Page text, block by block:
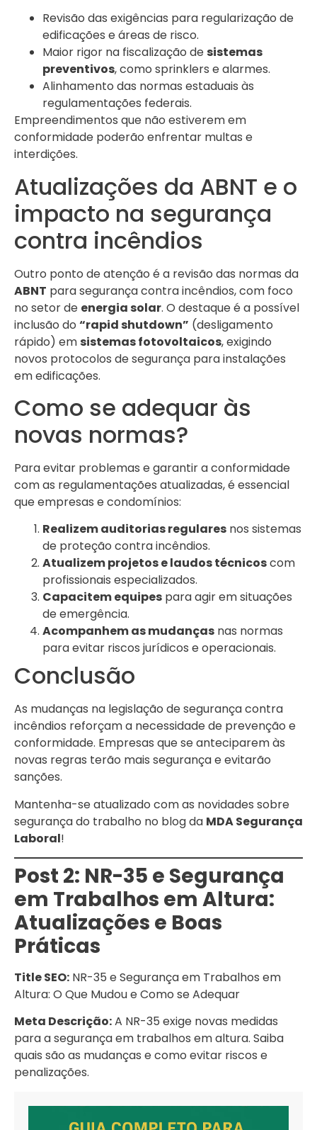
Revisão das exigências para regularização de
edificações e áreas de risco.
Maior rigor na fiscalização de sistemas
preventivos, como sprinklers e alarmes.
Alinhamento das normas estaduais às
regulamentações federais.
Empreendimentos que não estiverem em
conformidade poderão enfrentar multas e
interdições.
Atualizações da ABNT e o
impacto na segurança
contra incêndios
Outro ponto de atenção é a revisão das normas da
ABNT para segurança contra incêndios, com foco
no setor de energia solar. O destaque é a possível
inclusão do “rapid shutdown” (desligamento
rápido) em sistemas fotovoltaicos, exigindo
novos protocolos de segurança para instalações
em edificações.
Como se adequar às
novas normas?
Para evitar problemas e garantir a conformidade
com as regulamentações atualizadas, é essencial
que empresas e condomínios:
Realizem auditorias regulares nos sistemas
de proteção contra incêndios.
Atualizem projetos e laudos técnicoscom
profissionais especializados.
Capacitem equipes para agir em situações
de emergência.
Acompanhem as mudanças nas normas
para evitar riscos jurídicos e operacionais.
Conclusão
As mudanças na legislação de segurança contra
incêndios reforçam a necessidade de prevenção e
conformidade. Empresas que se anteciparem às
novas regras terão mais segurança e evitarão
sanções.
Mantenha-se atualizado com as novidades sobre
segurança do trabalho no blog da MDA Segurança
Laboral!
Post 2: NR-35 e Segurança
em Trabalhos em Altura:
Atualizações e Boas
Práticas
Title SEO: NR-35 e Segurança em Trabalhos em
Altura: O Que Mudou e Como se Adequar
Meta Descrição:A NR-35 exige novas medidas
para a segurança em trabalhos em altura. Saiba
quais são as mudanças e como evitar riscos e
penalizações.